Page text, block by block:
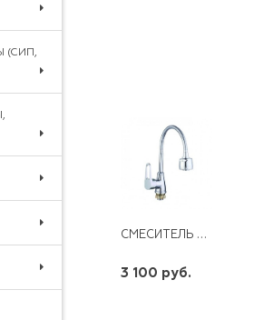
(СИП,
СМЕСИТЕЛЬ ДЛЯ КУХНИ С ПОВОРОТНЫМ ИЗЛИВОМ SOP4-E146
3 100 руб.